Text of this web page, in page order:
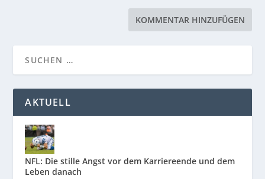
AKTUELL
NFL: Die stille Angst vor dem Karriereende und dem
Leben danach